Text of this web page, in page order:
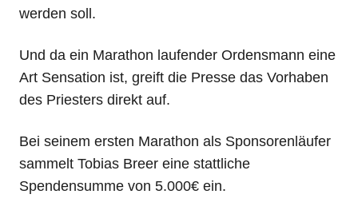
werden soll.
Und da ein Marathon laufender Ordensmann eine
Art Sensation ist, greift die Presse das Vorhaben
des Priesters direkt auf.
Bei seinem ersten Marathon als Sponsorenläufer
sammelt Tobias Breer eine stattliche
Spendensumme von 5.000€ ein.